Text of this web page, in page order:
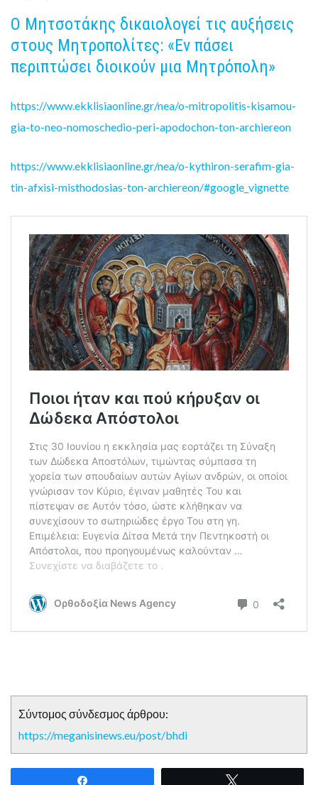
Ο Μητσοτάκης δικαιολογεί τις αυξήσεις
στους Μητροπολίτες: «Εν πάσει
περιπτώσει διοικούν μια Μητρόπολη»
https://www.ekklisiaonline.gr/nea/o-mitropolitis-kisamou-
gia-to-neo-nomoschedio-peri-apodochon-ton-archiereon
https://www.ekklisiaonline.gr/nea/o-kythiron-serafim-gia-
tin-afxisi-misthodosias-ton-archiereon/#google_vignette
Σύντομος σύνδεσμος άρθρου:
https://meganisinews.eu/post/bhdi